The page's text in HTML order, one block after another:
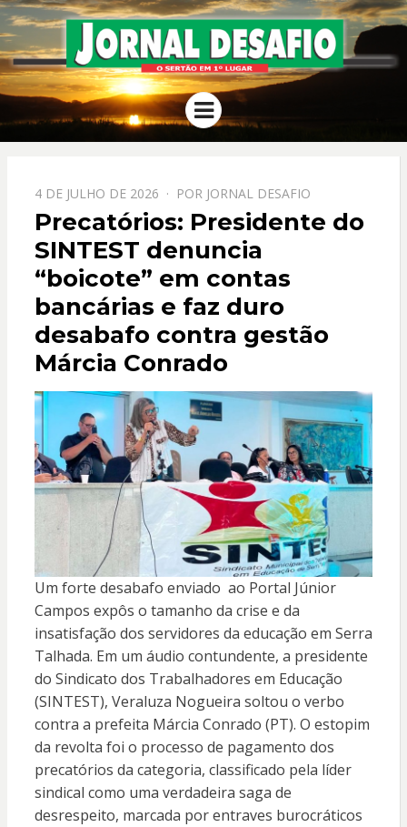
JORNAL
DESAFIO
O Sertão em 1º Lugar
Menu
PPOSTADO
EM
4 DE JULHO DE 2026 POR JORNAL DESAFIO
Precatórios: Presidente do
SINTEST denuncia
“boicote” em contas
bancárias e faz duro
desabafo contra gestão
Márcia Conrado
Um forte desabafo enviado ao Portal Júnior
Campos expôs o tamanho da crise e da
insatisfação dos servidores da educação em Serra
Talhada. Em um áudio contundente, a presidente
do Sindicato dos Trabalhadores em Educação
(SINTEST), Veraluza Nogueira soltou o verbo
contra a prefeita Márcia Conrado (PT). O estopim
da revolta foi o processo de pagamento dos
precatórios da categoria, classificado pela líder
sindical como uma verdadeira saga de
desrespeito, marcada por entraves burocráticos